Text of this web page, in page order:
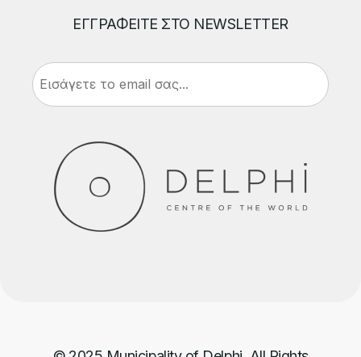
ΕΓΓΡΑΦΕΙΤΕ ΣΤΟ NEWSLETTER